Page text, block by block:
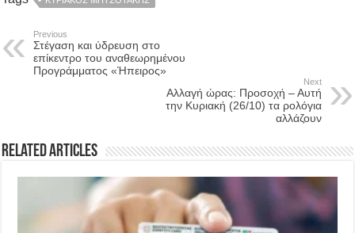
Previous
Στέγαση και ύδρευση στο
επίκεντρο του αναθεωρημένου
Προγράμματος «Ήπειρος»
Next
Αλλαγή ώρας: Προσοχή – Αυτή
την Κυριακή (26/10) τα ρολόγια
αλλάζουν
Related Articles